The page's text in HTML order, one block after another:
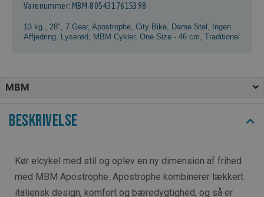
Varenummer: MBM-8054317615398
13 kg. 28" 7 Gear, Apostrophe City Bike Dame Stel
Ingen
Affjedring Lyserød MBM Cykler, One Size - 46 cm Traditionel
MBM
Beskrivelse
Kør elcykel med stil og oplev en ny dimension af frihed
med MBM Apostrophe. Apostrophe kombinerer lækkert
italiensk design, komfort og bæredygtighed, og så er